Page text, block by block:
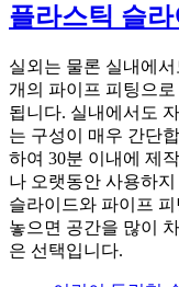
플라스틱 슬
실외는 물론 실내에
개의 파이프 피팅으
됩니다. 실내에서도
는 구성이 매우 간단
하여 30분 이내에 제
나 오랫동안 사용하
슬라이드와 파이프
놓으면 공간을 많이
은 선택입니다.